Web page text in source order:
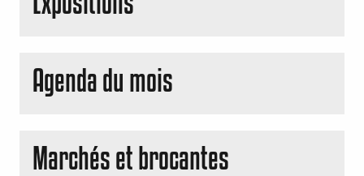
Agenda du mois
Marchés et brocantes